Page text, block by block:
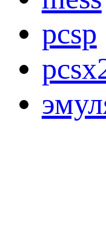
pcsp